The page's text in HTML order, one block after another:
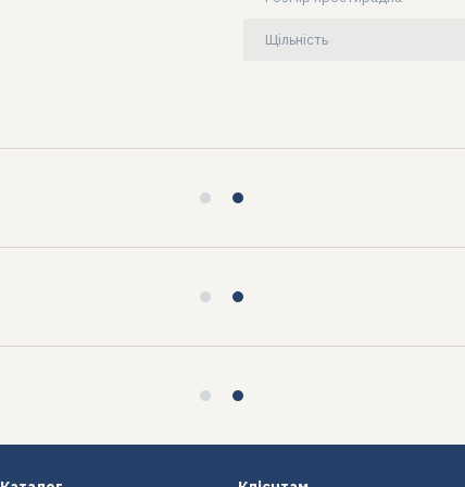
Щільність